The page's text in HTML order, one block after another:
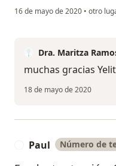
16 de mayo de 2020 • otro
Dra. Maritza
muchas gracias
18 de mayo de 2020
Paul Número de